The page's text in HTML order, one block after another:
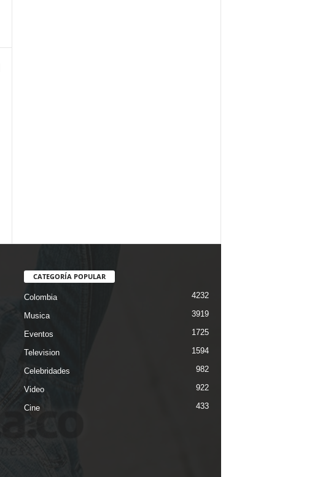
CATEGORÍA POPULAR
Colombia 4232
Musica 3919
Eventos 1725
Television 1594
Celebridades 982
Video 922
Cine 433